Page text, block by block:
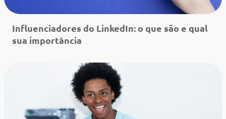
Leia mais
Influenciadores do LinkedIn: o que são e qual
sua importância